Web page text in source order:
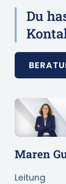
Du
Maren
Leitung